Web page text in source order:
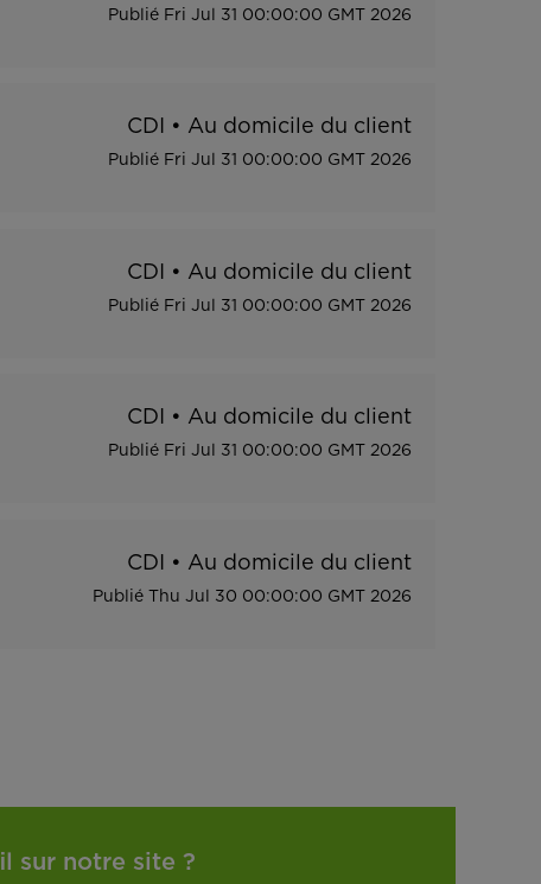
Publié Fri Jul 31 00:00:00 GMT 2026
CDI • Au domicile du client
Publié Fri Jul 31 00:00:00 GMT 2026
CDI • Au domicile du client
Publié Fri Jul 31 00:00:00 GMT 2026
CDI • Au domicile du client
Publié Fri Jul 31 00:00:00 GMT 2026
CDI • Au domicile du client
Publié Thu Jul 30 00:00:00 GMT 2026
sur notre site ?